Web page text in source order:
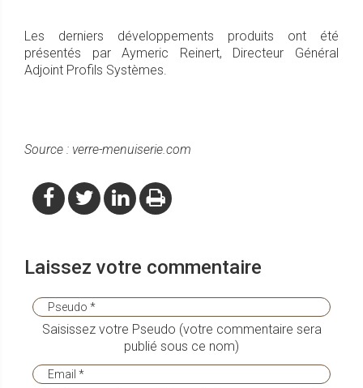
Les derniers développements produits ont été
présentés par Aymeric Reinert, Directeur Général
Adjoint Profils Systèmes.
Source : verre-menuiserie.com
Laissez votre commentaire
Saisissez votre Pseudo (votre commentaire sera
publié sous ce nom)